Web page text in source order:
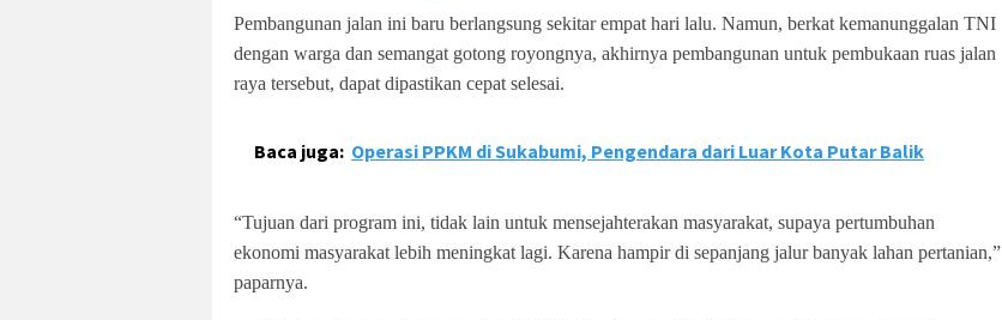
Pembangunan jalan ini baru berlangsung sekitar empat hari lalu. Namun, berkat kemanunggalan TNI
dengan warga dan semangat gotong royongnya, akhirnya pembangunan untuk pembukaan ruas jalan
raya tersebut, dapat dipastikan cepat selesai.
Baca juga: Operasi PPKM di Sukabumi, Pengendara dari Luar Kota Putar Balik
“Tujuan dari program ini, tidak lain untuk mensejahterakan masyarakat, supaya pertumbuhan
ekonomi masyarakat lebih meningkat lagi. Karena hampir di sepanjang jalur banyak lahan pertanian,”
paparnya.